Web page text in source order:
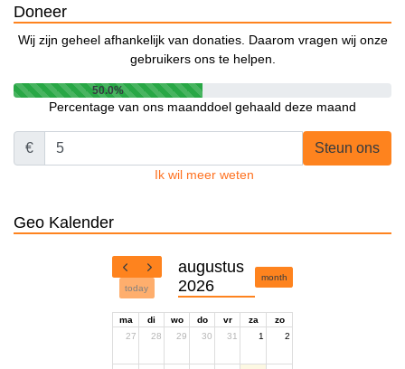
Doneer
Wij zijn geheel afhankelijk van donaties. Daarom vragen wij onze
gebruikers ons te helpen.
50.0%
Percentage van ons maanddoel gehaald deze maand
€ Steun ons
Ik wil meer weten
Geo Kalender
today
augustus
2026
month
ma di wo do vr za
zo
27
28 29 30 31 1 2